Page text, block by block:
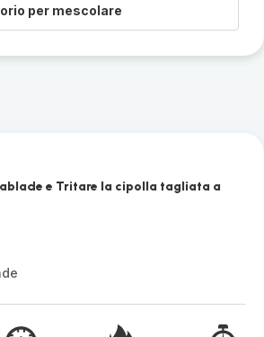
per mescolare
e Tritare la cipolla tagliata a